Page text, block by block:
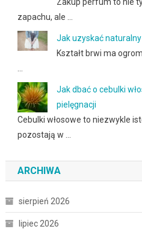
zapachu, ale …
Jak uzyskać
Kształt brwi ma
Jak dbać o cebulki
pielęgnacji
Cebulki włosowe to niezwykle
pozostają w …
ARCHIWA
sierpień 2026
lipiec 2026